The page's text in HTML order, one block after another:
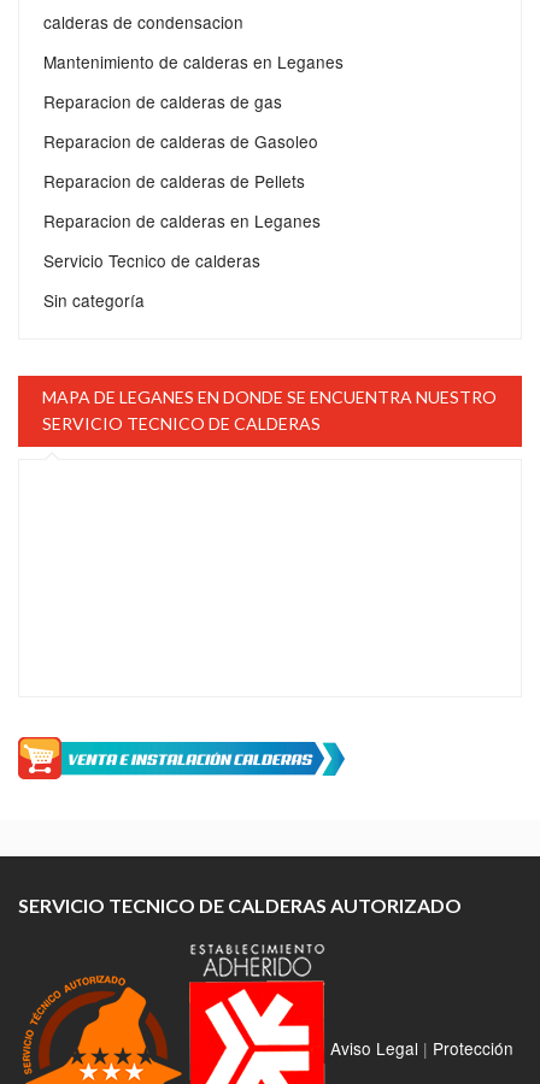
calderas de condensacion
Mantenimiento de calderas en Leganes
Reparacion de calderas de gas
Reparacion de calderas de Gasoleo
Reparacion de calderas de Pellets
Reparacion de calderas en Leganes
Servicio Tecnico de calderas
Sin categoría
MAPA DE LEGANES EN DONDE SE ENCUENTRA NUESTRO
SERVICIO TECNICO DE CALDERAS
SERVICIO TECNICO DE CALDERAS AUTORIZADO
Aviso Legal | Protección